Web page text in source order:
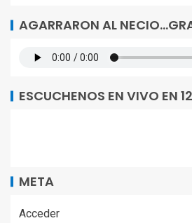
AGARRARON AL
ESCUCHENOS EN VIVO EN
META
Acceder